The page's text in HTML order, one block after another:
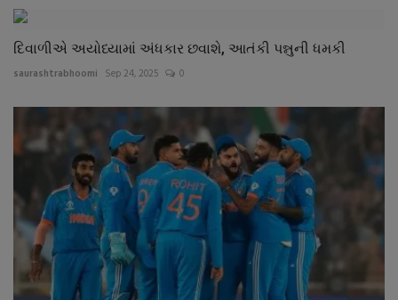
દિવાળીએ અયોધ્યામાં અંધકાર છવાશે, આતંકી પન્નુની ધમકી
saurashtrabhoomi Sep 24, 2025 0